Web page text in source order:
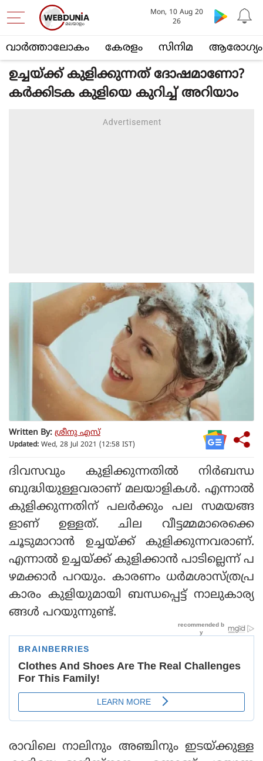
വാര്‍ത്താലോകം കേരളം സിനിമ ആരോഗ്യം
Mon, 10 Aug 20
26
ഉച്ചയ്ക്ക് കുളിക്കുന്നത് ദോഷമാണോ?
കര്‍ക്കിടക കുളിയെ കുറിച്ച് അറിയാം
Written By: ശ്രീനു എസ്
Updated: Wed, 28 Jul 2021 (12:58 IST)
ദിവസവും കുളിക്കുന്നതില്‍ നിര്‍ബന്ധ
ബുദ്ധിയുള്ളവരാണ് മലയാളികള്‍. എന്നാല്‍
കുളിക്കുന്നതിന് പലര്‍ക്കും പല സമയങ്ങ
ളാണ് ഉള്ളത്. ചില വീട്ടമ്മമാരെക്കെ
ചൂടുമാറാന്‍ ഉച്ചയ്ക്ക് കുളിക്കുന്നവരാണ്.
എന്നാല്‍ ഉച്ചയ്ക്ക് കുളിക്കാന്‍ പാടില്ലെന്ന് പ
ഴമക്കാര്‍ പറയും. കാരണം ധര്‍മശാസ്ത്രപ്ര
കാരം കുളിയുമായി ബന്ധപ്പെട്ട് നാലുകാര്യ
ങ്ങള്‍ പറയുന്നുണ്ട്.
രാവിലെ നാലിനും അഞ്ചിനും ഇടയ്ക്കുള്ള